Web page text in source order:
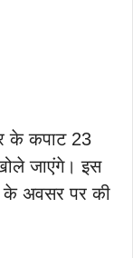
के कपाट 23
जाएंगे। इस
के अवसर पर की